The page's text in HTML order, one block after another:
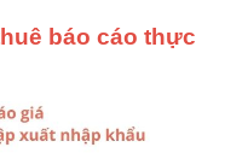
báo cáo thực